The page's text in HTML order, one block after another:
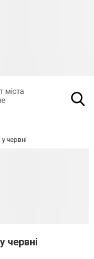
у червні
червні